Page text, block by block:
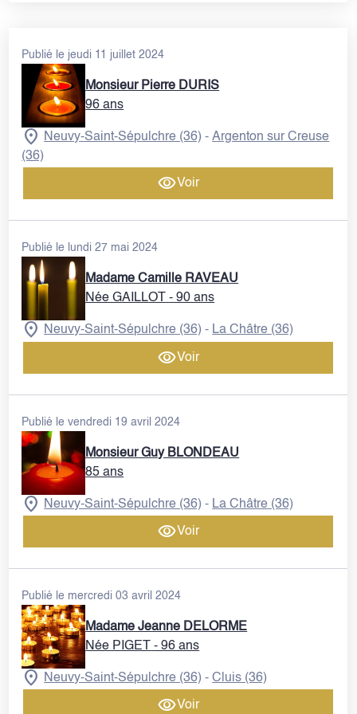
Publié le jeudi 11 juillet 2024
Monsieur Pierre DURIS
96 ans
Neuvy-Saint-Sépulchre (36) -Argenton sur Creuse
(36)
Voir
Publié le lundi 27 mai 2024
Madame Camille RAVEAU
Née GAILLOT - 90 ans
Neuvy-Saint-Sépulchre (36) - La Châtre (36)
Voir
Publié le vendredi 19 avril 2024
Monsieur Guy BLONDEAU
85 ans
Neuvy-Saint-Sépulchre (36) - La Châtre (36)
Voir
Publié le mercredi 03 avril 2024
Madame Jeanne DELORME
Née PIGET
- 96 ans
Neuvy-Saint-Sépulchre (36) -Cluis (36)
Voir